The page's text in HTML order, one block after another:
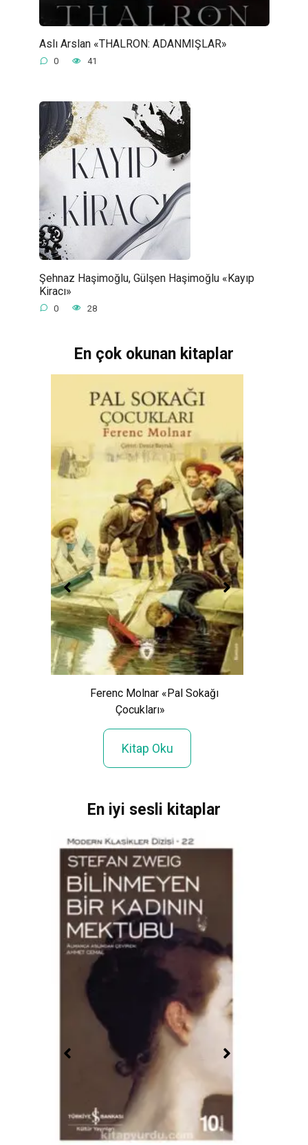
Aslı Arslan «THALRON: ADANMIŞLAR»
0 41
Şehnaz Haşimoğlu, Gülşen Haşimoğlu «Kayıp
Kiracı»
0 28
En çok okunan kitaplar
Ferenc Molnar «Pal Sokağı
Çocukları»
Kitap Oku
En iyi sesli kitaplar